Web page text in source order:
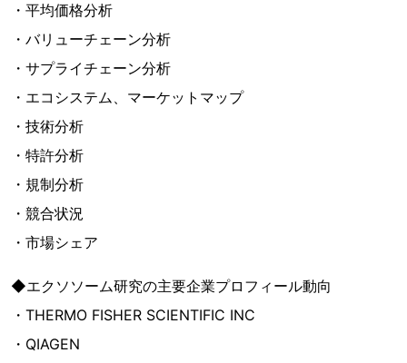
・平均価格分析
・バリューチェーン分析
・サプライチェーン分析
・エコシステム、マーケットマップ
・技術分析
・特許分析
・規制分析
・競合状況
・市場シェア
◆エクソソーム研究の主要企業プロフィール動向
・THERMO FISHER SCIENTIFIC INC
・QIAGEN